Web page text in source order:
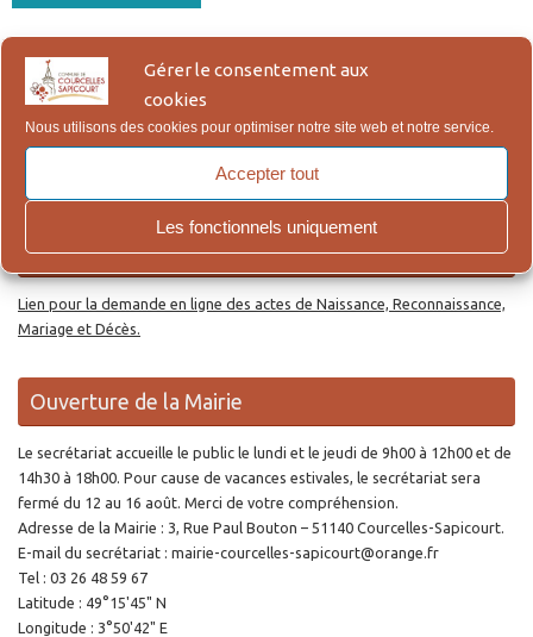
Gérer le consentement aux
cookies
Nous utilisons des cookies pour optimiser notre site web et notre service.
Accepter tout
Les fonctionnels uniquement
Confidentialité, qui figure en bas de page.
Actes d’Etat Civil en ligne
Lien pour la demande en ligne des actes de Naissance, Reconnaissance,
Mariage et Décès.
Ouverture de la Mairie
Le secrétariat accueille le public le lundi et le jeudi de 9h00 à 12h00 et de
14h30 à 18h00. Pour cause de vacances estivales, le secrétariat sera
fermé du 12 au 16 août. Merci de votre compréhension.
Adresse de la Mairie : 3, Rue Paul Bouton – 51140 Courcelles-Sapicourt.
E-mail du secrétariat : mairie-courcelles-sapicourt@orange.fr
Tel : 03 26 48 59 67
Latitude : 49°15'45" N
Longitude : 3°50'42" E